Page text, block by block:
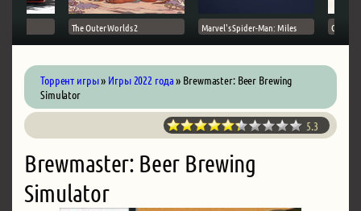
The Outer Worlds 2 Marvel's Spider-Man: Miles Ghost
Торрент игры» Игры 2022 года» Brewmaster: Beer Brewing
Simulator
5.3
Brewmaster: Beer Brewing
Simulator